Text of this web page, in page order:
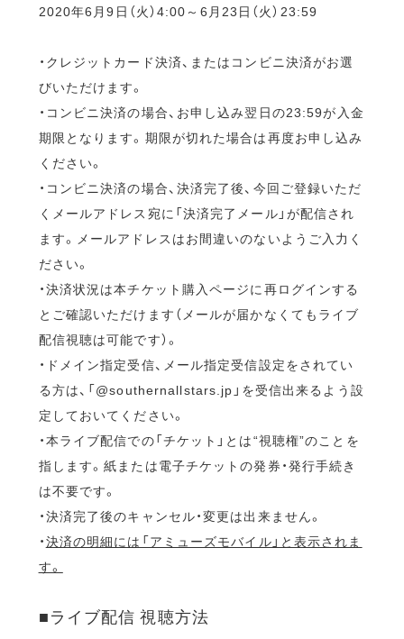
2020年6月9日（火）4:00～6月23日（火）23:59
・クレジットカード決済、またはコンビニ決済がお選
びいただけます。
・コンビニ決済の場合、お申し込み翌日の23:59が入金
期限となります。期限が切れた場合は再度お申し込み
ください。
・コンビニ決済の場合、決済完了後、今回ご登録いただ
くメールアドレス宛に「決済完了メール」が配信され
ます。メールアドレスはお間違いのないようご入力く
ださい。
・決済状況は本チケット購入ページに再ログインする
とご確認いただけます（メールが届かなくてもライブ
配信視聴は可能です）。
・ドメイン指定受信、メール指定受信設定をされてい
る方は、「@southernallstars.jp」を受信出来るよう設
定しておいてください。
・本ライブ配信での「チケット」とは“視聴権”のことを
指します。紙または電子チケットの発券・発行手続き
は不要です。
・決済完了後のキャンセル・変更は出来ません。
・決済の明細には「アミューズモバイル」と表示されま
す。
■ライブ配信 視聴方法